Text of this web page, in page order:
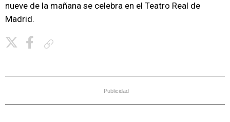
nueve de la mañana se celebra en el Teatro Real de
Madrid.
Publicidad